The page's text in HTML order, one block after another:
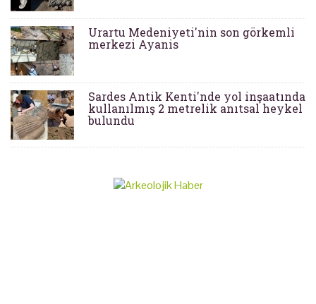
Urartu Medeniyeti'nin son görkemli
merkezi Ayanis
Sardes Antik Kenti'nde yol inşaatında
kullanılmış 2 metrelik anıtsal heykel
bulundu